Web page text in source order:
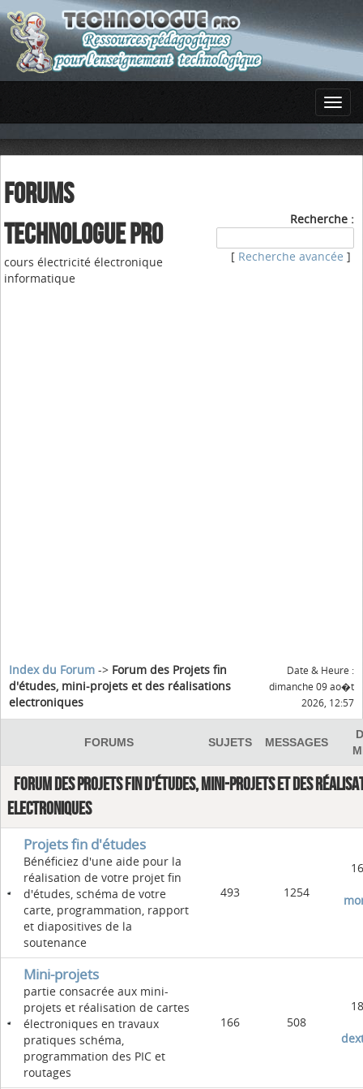
FORUMS
TECHNOLOGUE PRO
cours électricité électronique
informatique
Recherche :
[ Recherche avancée ]
Index du Forum -> Forum des Projets fin
d'études, mini-projets et des réalisations
electroniques
Date & Heure :
dimanche 09 ao�t
2026, 12:57
FORUMS SUJETS MESSAGES
FORUM DES PROJETS FIN D'ÉTUDES, MINI-PROJETS ET DES
ELECTRONIQUES
Projets fin d'études
Bénéficiez d'une aide pour la
réalisation de votre projet fin
d'études, schéma de votre
carte, programmation, rapport
et diapositives de la
soutenance
493 1254
Mini-projets
partie consacrée aux mini-
projets et réalisation de cartes
électroniques en travaux
pratiques schéma,
programmation des PIC et
routages
166 508